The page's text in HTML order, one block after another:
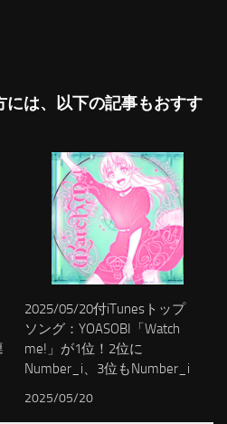
には、以下の記事もおすす
2025/05/20付iTunesトップ
ソング：YOASOBI「Watch
me!」が1位！2位に
Number_i、3位もNumber_i
2025/05/20